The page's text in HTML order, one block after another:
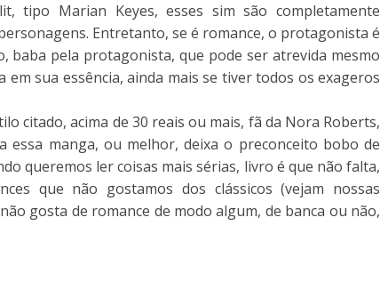
tipo Marian Keyes, esses sim são completamente
Entretanto, se é romance, o protagonista é
baba pela protagonista, que pode ser atrevida mesmo
sua essência, ainda mais se tiver todos os exageros
citado, acima de 30 reais ou mais, fã da Nora Roberts,
essa manga, ou melhor, deixa o preconceito bobo de
queremos ler coisas mais sérias, livro é que não falta,
que não gostamos dos clássicos (vejam nossas
gosta de romance de modo algum, de banca ou não,